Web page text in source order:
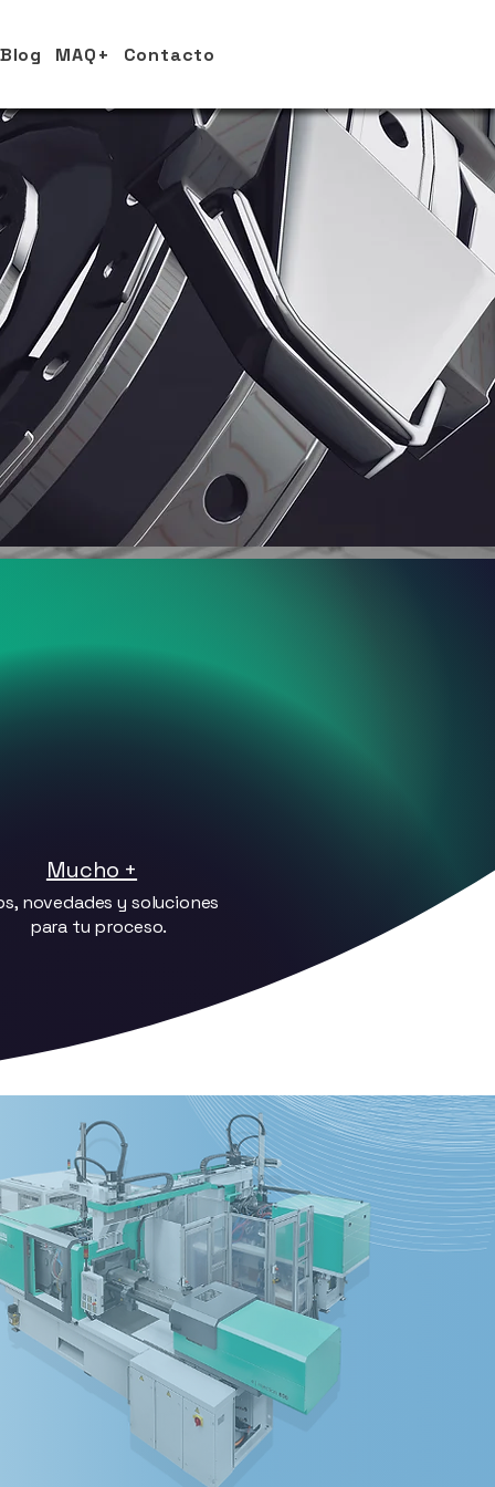
Blog MAQ+ Contacto
Mucho +
novedades y soluciones
para tu proceso.
CONTENIDO EXCLUSÍVO